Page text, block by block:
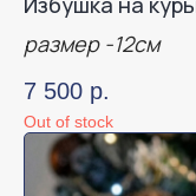
размер -12см
7 500 р.
Out of stock